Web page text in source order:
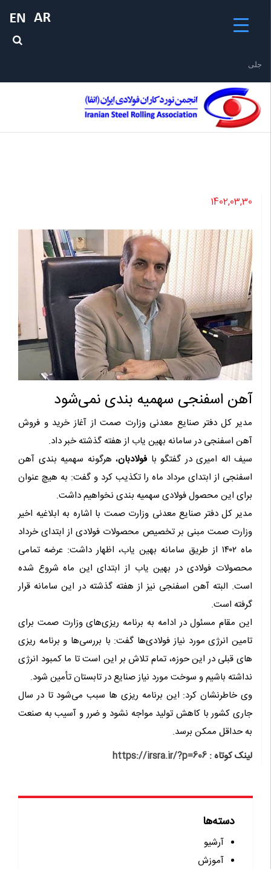
جلیقه ن
1402,03,30
آهن اسفنجی سهمیه بندی نمی‌شود
مدیر کل دفتر صنایع معدنی وزارت صمت از آغاز خرید و فروش
آهن اسفنجی در سامانه بهین یاب از هفته گذشته خبر داد.
سیف اله امیری در گفتگو با فولادبان، هرگونه سهمیه بندی آهن
اسفنجی از ابتدای مرداد ماه را تکذیب کرد و گفت: به هیچ عنوان
برای این محصول فولادی سهمیه بندی نخواهیم داشت.
مدیر کل دفتر صنایع معدنی وزارت صمت با اشاره به ابلاغیه اخیر
وزارت صمت مبنی بر تخصیص محصولات فولادی از ابتدای خرداد
ماه ۱۴۰۲ از طریق سامانه بهین یاب، اظهار داشت: عرضه تمامی
محصولات فولادی در بهین یاب از ابتدای این ماه شروع شده
است. البته آهن اسفنجی نیز از هفته گذشته در این سامانه قرار
گرفته است.
این مقام مسئول در ادامه به برنامه ریزی‌های وزارت صمت برای
تامین انرژی مورد نیاز فولادی‌ها گفت: با بررسی‌ها و برنامه ریزی
های قبلی در این حوزه، تمام تلاش بر این است تا ما کمبود انرژی
نداشته باشیم و سوخت مورد نیاز صنایع در تابستان تأمین شود.
وی خاطرنشان کرد: این برنامه ریزی ها سبب می‌شود تا در سال
جاری کشور با کاهش تولید مواجه نشود و ضرر و آسیب به صنعت
به حداقل ممکن برسد.
لینک کوتاه : https://irsra.ir/?p=606
دسته‌ها
آرشیو
آموزش